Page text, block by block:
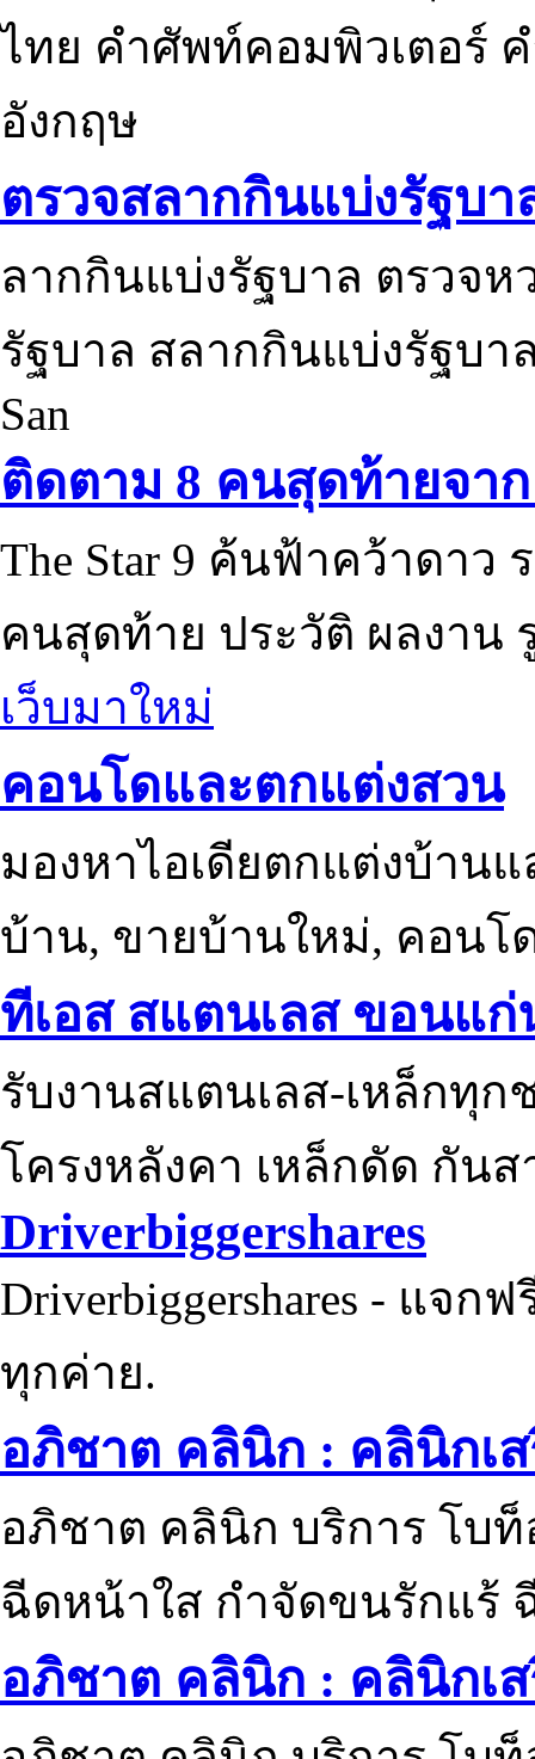
ไทย คำศัพท์คอมพิวเตอร์
อังกฤษ
ตรวจสลากกินแบ่งรัฐบา
ลากกินแบ่งรัฐบาล ตรวจ
รัฐบาล สลากกินแบ่งรัฐบา
San
ติดตาม 8 คนสุดท้ายจาก
The Star 9 ค้นฟ้าคว้าดาว
คนสุดท้าย ประวัติ ผลงาน
เว็บมาใหม่
คอนโดและตกแต่งสวน
มองหาไอเดียตกแต่งบ้าน
บ้าน, ขายบ้านใหม่, คอนโ
ทีเอส สแตนเลส ขอนแก่
รับงานสแตนเลส-เหล็กทุ
โครงหลังคา เหล็กดัด กัน
Driverbiggershares
Driverbiggershares - แจก
ทุกค่าย.
อภิชาต คลินิก : คลินิกเ
อภิชาต คลินิก บริการ โบ
ฉีดหน้าใส กำจัดขนรักแร้
อภิชาต คลินิก : คลินิกเ